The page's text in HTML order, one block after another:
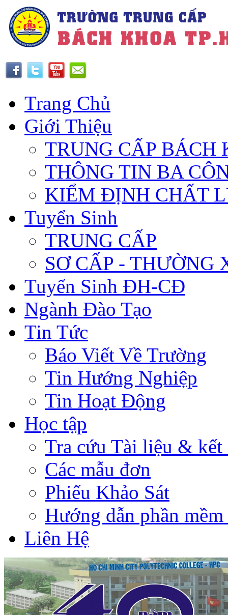
Trang Chủ
Giới Thiệu
TRUNG CẤP BÁCH
THÔNG TIN BA
KIỂM ĐỊNH CHẤT
Tuyển Sinh
TRUNG CẤP
SƠ CẤP - THƯỜNG
Tuyển Sinh ĐH-CĐ
Ngành Đào Tạo
Tin Tức
Báo Viết Về Trường
Tin Hướng Nghiệp
Tin Hoạt Động
Học tập
Tra cứu Tài liệu & kết
Các mẫu đơn
Phiếu Khảo Sát
Hướng dẫn phần
Liên Hệ